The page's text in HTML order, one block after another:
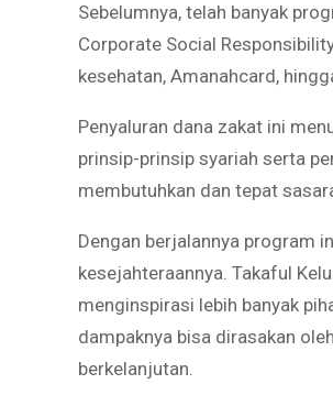
Sebelumnya, telah banyak
Corporate Social
kesehatan, Amanahcard,
Penyaluran dana zakat ini
prinsip-prinsip syariah serta
membutuhkan dan tepat
Dengan berjalannya program
kesejahteraannya. Takaful
menginspirasi lebih banyak
dampaknya bisa dirasakan
berkelanjutan.